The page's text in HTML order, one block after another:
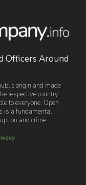
Officers Around
origin and made
respective country.
to everyone. Open
is a fundamental
and crime.